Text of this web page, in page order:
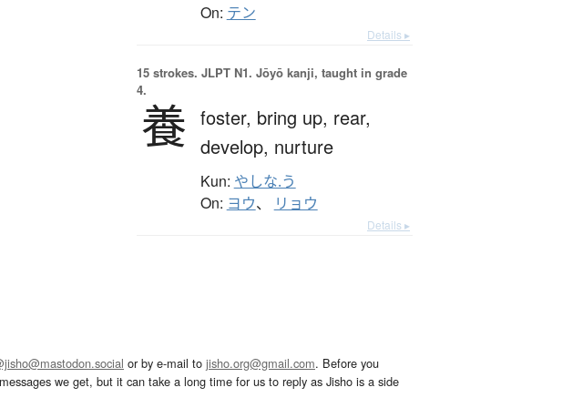
On: テン
Details ▸
15 strokes. JLPT N1. Jōyō kanji, taught in grade
4.
養 foster, bring up, rear,
develop, nurture
Kun: やしな.う
On: ヨウ、 リョウ
Details ▸
or by e-mail to jisho.org@gmail.com. Before you
we get, but it can take a long time for us to reply as Jisho is a side